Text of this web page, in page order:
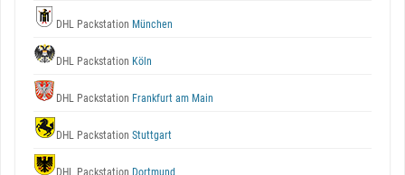
DHL Packstation München
DHL Packstation Köln
DHL Packstation Frankfurt am Main
DHL Packstation Stuttgart
DHL Packstation Dortmund